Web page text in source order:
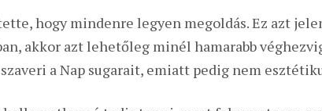
hogy mindenre legyen megoldás. Ez azt
akkor azt lehetőleg minél hamarabb
a Nap sugarait, emiatt pedig nem